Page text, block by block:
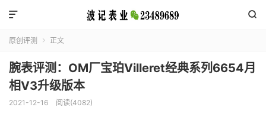


原创评测  正文
腕表评测：OM厂宝珀Villeret经典系列6654月
相V3升级版本
2021-12-16 阅读(4082)